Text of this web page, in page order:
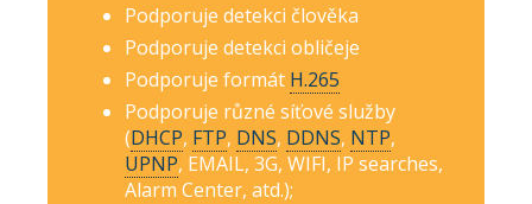
Podporuje detekci člověka
Podporuje detekci obličeje
Podporuje formát H.265
Podporuje různé síťové služby
(DHCP, FTP, DNS, DDNS, NTP,
UPNP, EMAIL, 3G, WIFI, IP searches,
Alarm Center, atd.);